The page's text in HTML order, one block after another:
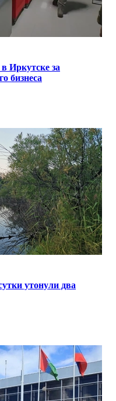
Иркутске за
бизнеса
утонули два